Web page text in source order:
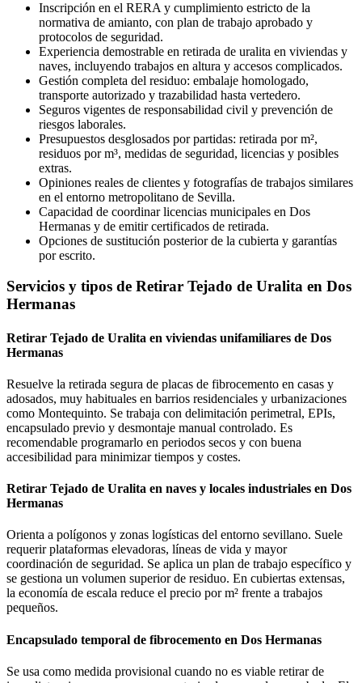
Inscripción en el RERA y cumplimiento estricto de la
normativa de amianto, con plan de trabajo aprobado y
protocolos de seguridad.
Experiencia demostrable en retirada de uralita en viviendas y
naves, incluyendo trabajos en altura y accesos complicados.
Gestión completa del residuo: embalaje homologado,
transporte autorizado y trazabilidad hasta vertedero.
Seguros vigentes de responsabilidad civil y prevención de
riesgos laborales.
Presupuestos desglosados por partidas: retirada por m²,
residuos por m³, medidas de seguridad, licencias y posibles
extras.
Opiniones reales de clientes y fotografías de trabajos similares
en el entorno metropolitano de Sevilla.
Capacidad de coordinar licencias municipales en Dos
Hermanas y de emitir certificados de retirada.
Opciones de sustitución posterior de la cubierta y garantías
por escrito.
Servicios y tipos de Retirar Tejado de Uralita en Dos
Hermanas
Retirar Tejado de Uralita en viviendas unifamiliares de Dos
Hermanas
Resuelve la retirada segura de placas de fibrocemento en casas y
adosados, muy habituales en barrios residenciales y urbanizaciones
como Montequinto. Se trabaja con delimitación perimetral, EPIs,
encapsulado previo y desmontaje manual controlado. Es
recomendable programarlo en periodos secos y con buena
accesibilidad para minimizar tiempos y costes.
Retirar Tejado de Uralita en naves y locales industriales en Dos
Hermanas
Orienta a polígonos y zonas logísticas del entorno sevillano. Suele
requerir plataformas elevadoras, líneas de vida y mayor
coordinación de seguridad. Se aplica un plan de trabajo específico y
se gestiona un volumen superior de residuo. En cubiertas extensas,
la economía de escala reduce el precio por m² frente a trabajos
pequeños.
Encapsulado temporal de fibrocemento en Dos Hermanas
Se usa como medida provisional cuando no es viable retirar de